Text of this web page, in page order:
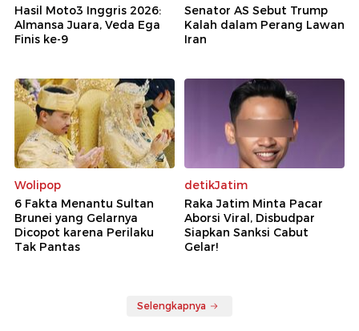
Hasil Moto3 Inggris 2026:
Almansa Juara, Veda Ega
Finis ke-9
Senator AS Sebut Trump
Kalah dalam Perang Lawan
Iran
Wolipop
6 Fakta Menantu Sultan
Brunei yang Gelarnya
Dicopot karena Perilaku
Tak Pantas
detikJatim
Raka Jatim Minta Pacar
Aborsi Viral, Disbudpar
Siapkan Sanksi Cabut
Gelar!
Selengkapnya